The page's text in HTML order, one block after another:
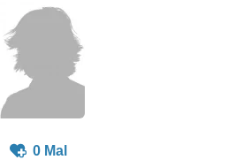
0 Mal